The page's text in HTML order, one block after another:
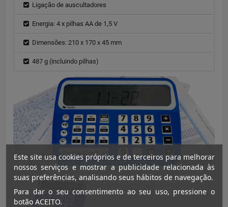
Ligação de auscultadores
Energia: 4 x pilhas AA de 1,5 V
Dimensões: 210 x 170 x 45 mm
487 g (incluindo pilhas)
Este site usa cookies próprios e de terceiros para melhorar
nossos serviços e mostrar a publicidade relacionada às
suas preferências, analisando seus hábitos de navegação.
Para dar o seu consentimento ao seu uso, pressione o
botão ACEITO.